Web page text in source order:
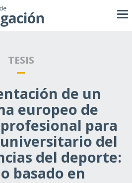
TESIS
de un
europeo de
para
del
del deporte:
basado en